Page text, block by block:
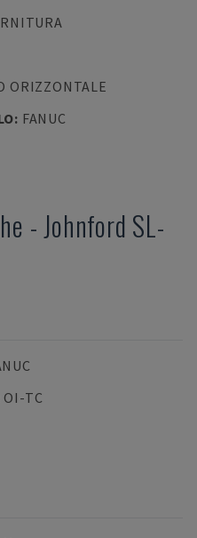
ORIZZONTALE
: FANUC
-Johnford SL-
OI-TC